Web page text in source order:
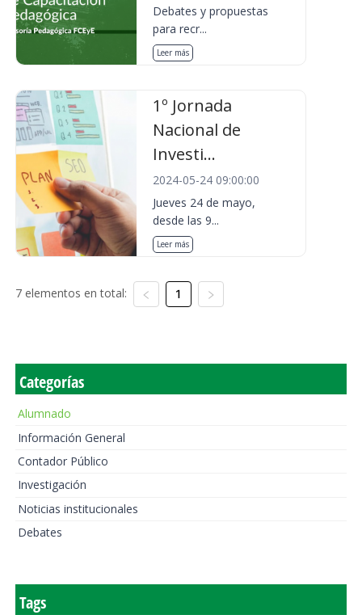
Debates y propuestas
para recr...
Leer más
1º Jornada
Nacional de
Investi...
2024-05-24 09:00:00
Jueves 24 de mayo,
desde las 9...
Leer más
7 elementos en total: 1
Categorías
Alumnado
Información General
Contador Público
Investigación
Noticias institucionales
Debates
Tags